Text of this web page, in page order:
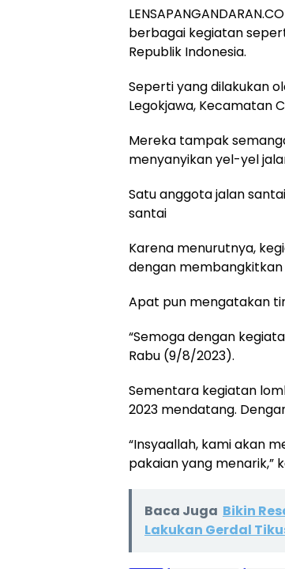
berbagai kegiatan
Republik Indonesia.
Seperti yang dilakukan
Legokjawa, Kecamatan
Mereka tampak
menyanyikan yel-yel
Satu anggota jalan
santai
Karena menurutnya,
dengan
Apat pun mengatakan
“Semoga dengan
Rabu (9/8/2023).
Sementara kegiatan
2023 mendatang.
“Insyaallah, kami akan
pakaian yang menarik,”
Baca Juga Bikin
Lakukan Gerdal